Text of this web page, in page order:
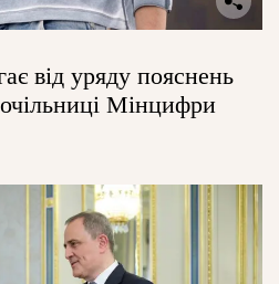
від уряду пояснень
Мінцифри